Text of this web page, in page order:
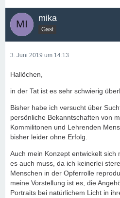
mika
Gast
3. Juni 2019 um 14:13
Hallöchen,
in der Tat ist es sehr schwierig
Bisher habe ich versucht über
persönliche Bekanntschaften von
Kommilitonen und Lehrenden
bisher leider ohne Erfolg.
Auch mein Konzept entwickelt sich
es auch muss, da ich keinerlei
Menschen in der Opferrolle
meine Vorstellung ist es, die
Portraits bei natürlichem Licht in